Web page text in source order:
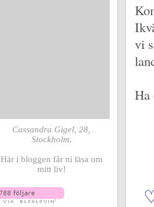
vi
Ha
Cassandra Gigel, 28,
Stockholm.
Här i bloggen får ni läsa om
mitt liv!